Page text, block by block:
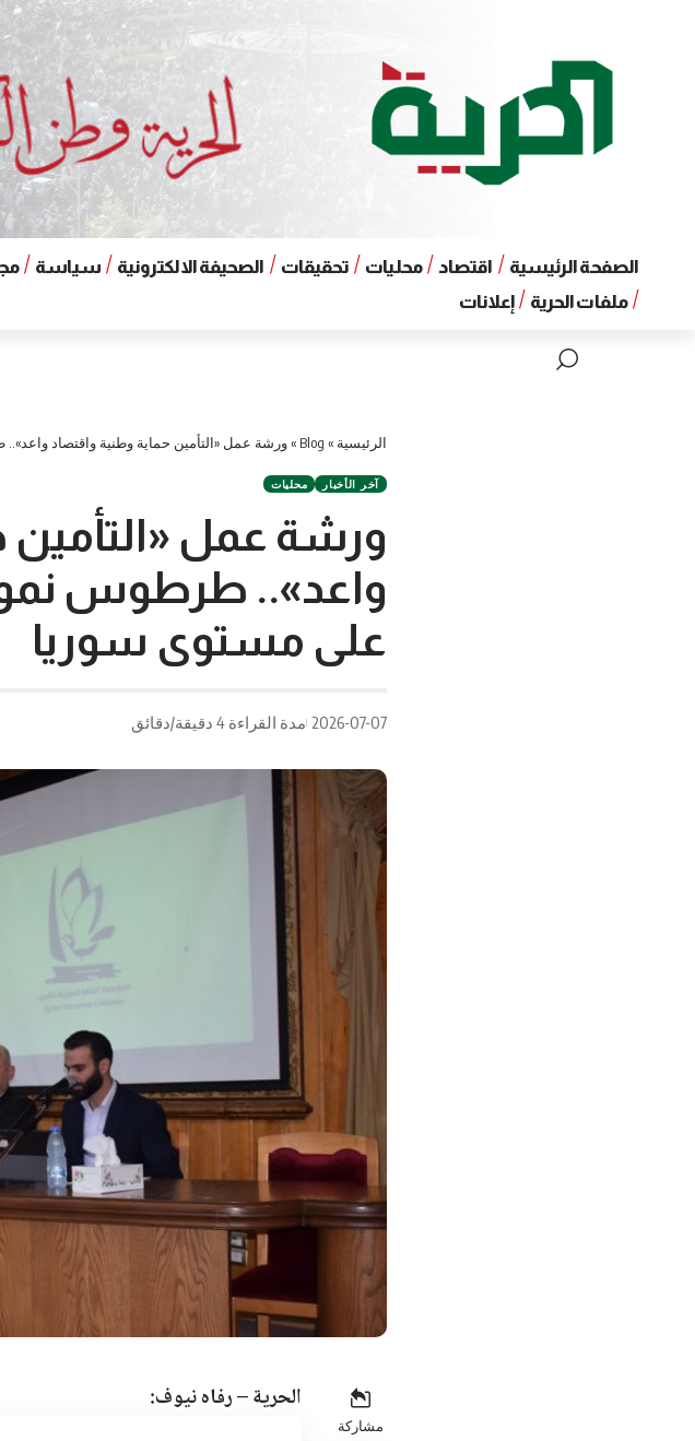
الصفحة الرئيسية اقتصاد محليات تحقيقات الصحيفة الالكترونية سياسة
ملفات الحرية
إعلانات
الرئيسية »
Blog
»ورشة عمل «التأمين حماية وطنية واقتصاد
آخر الأخبار محليات
ورشة عمل «التأمين
واعد».. طرطوس
على مستوى سوريا
2026-07-07 مدة القراءة 4 دقيقة/دقائق
مشاركة
الحرية – رفاه نيوف: